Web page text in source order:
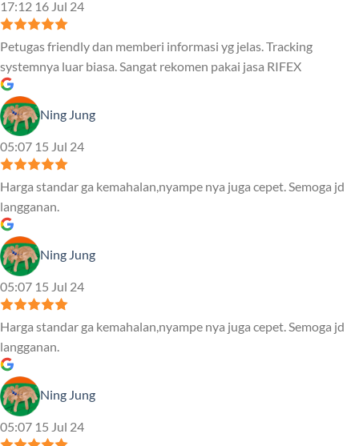
17:12 16 Jul 24
Petugas friendly dan memberi informasi yg jelas. Tracking
systemnya luar biasa. Sangat rekomen pakai jasa RIFEX
Ning Jung
05:07 15 Jul 24
Harga standar ga kemahalan,nyampe nya juga cepet. Semoga jd
langganan.
Ning Jung
05:07 15 Jul 24
Harga standar ga kemahalan,nyampe nya juga cepet. Semoga jd
langganan.
Ning Jung
05:07 15 Jul 24